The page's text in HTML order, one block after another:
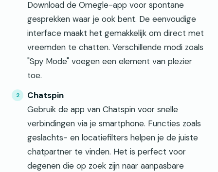
Download de Omegle-app voor spontane
gesprekken waar je ook bent. De eenvoudige
interface maakt het gemakkelijk om direct met
vreemden te chatten. Verschillende modi zoals
"Spy Mode" voegen een element van plezier
toe.
Chatspin
Gebruik de app van Chatspin voor snelle
verbindingen via je smartphone. Functies zoals
geslachts- en locatiefilters helpen je de juiste
chatpartner te vinden. Het is perfect voor
degenen die op zoek zijn naar aanpasbare